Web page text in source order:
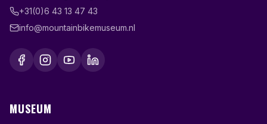
+31(0)6 43 13 47 43
info@mountainbikemuseum.nl
MUSEUM